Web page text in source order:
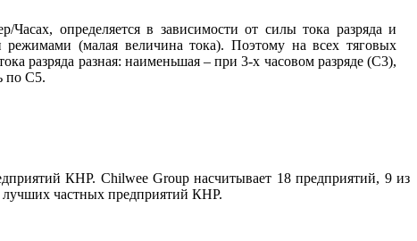
определяется в зависимости от силы тока разряда и
(малая величина тока). Поэтому на всех тяговых
разряда разная: наименьшая – при 3-х часовом разряде (С3),
по С5.
КНР. Chilwee Group насчитывает 18 предприятий, 9 из
лучших частных предприятий КНР.